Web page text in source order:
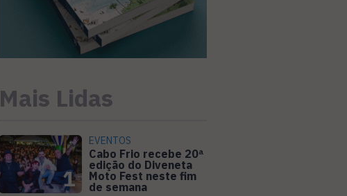
Mais Lidas
1
EVENTOS
Cabo Frio recebe 20ª
edição do Diveneta
Moto Fest neste fim
de semana